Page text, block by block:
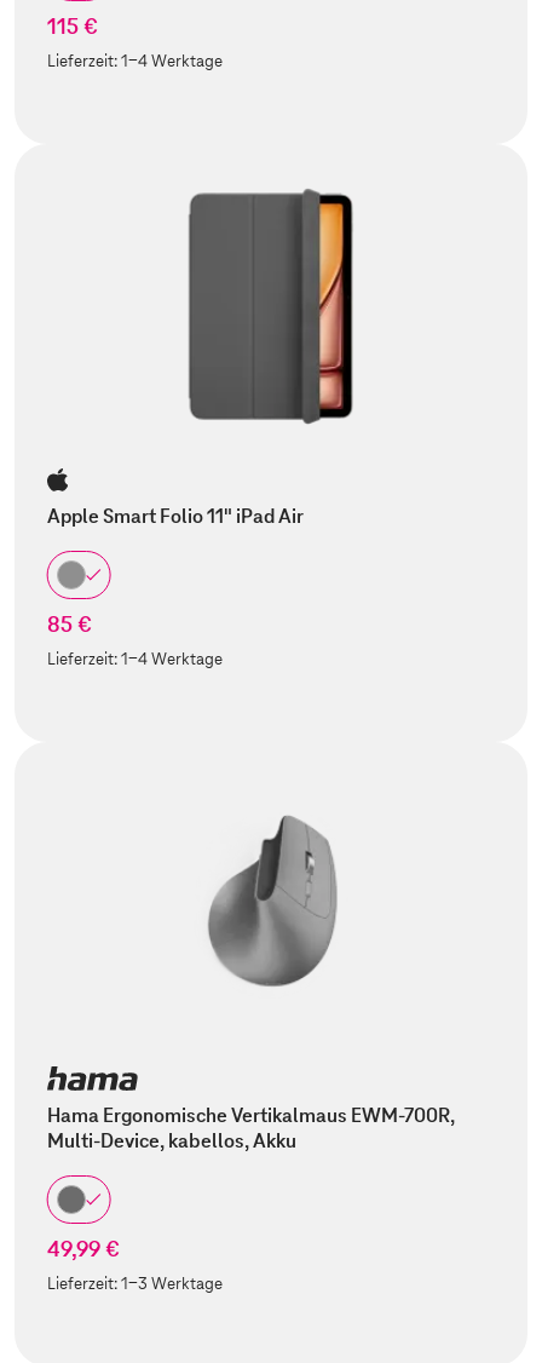
115 €
Lieferzeit:1-4 Werktage
Apple Smart Folio 11" iPad Air
85 €
Lieferzeit:1-4 Werktage
Hama Ergonomische Vertikalmaus EWM-700R,
Multi-Device, kabellos, Akku
49,99 €
Lieferzeit:1-3 Werktage